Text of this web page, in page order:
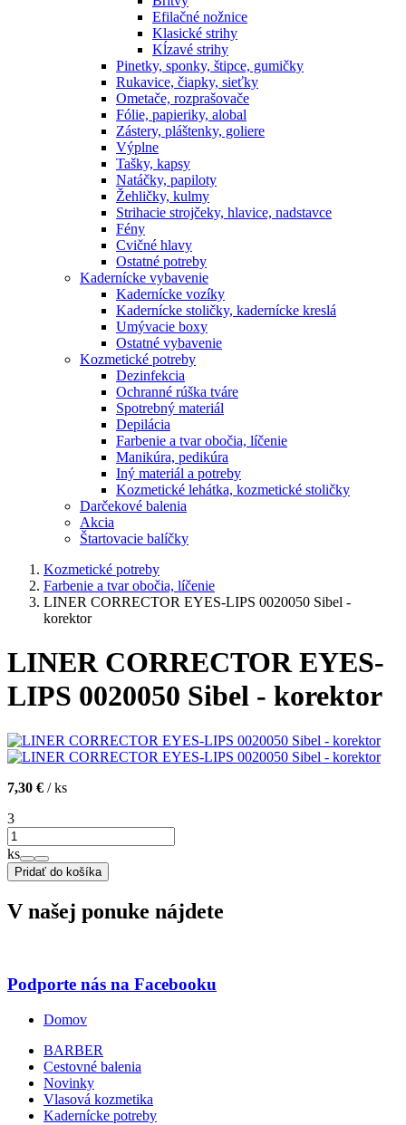
Efilačné nožnice
Klasické strihy
Kĺzavé strihy
Pinetky, sponky, štipce, gumičky
Rukavice, čiapky, sieťky
Ometače, rozprašovače
Fólie, papieriky, alobal
Zástery, pláštenky, goliere
Výplne
Tašky, kapsy
Natáčky, papiloty
Žehličky, kulmy
Strihacie strojčeky, hlavice, nadstavce
Fény
Cvičné hlavy
Ostatné potreby
Kadernícke vybavenie
Kadernícke vozíky
Kadernícke stoličky, kadernícke kreslá
Umývacie boxy
Ostatné vybavenie
Kozmetické potreby
Dezinfekcia
Ochranné rúška tváre
Spotrebný materiál
Depilácia
Farbenie a tvar obočia, líčenie
Manikúra, pedikúra
Iný materiál a potreby
Kozmetické lehátka, kozmetické stoličky
Darčekové balenia
Akcia
Štartovacie balíčky
Kozmetické potreby
Farbenie a tvar obočia, líčenie
LINER CORRECTOR EYES-LIPS 0020050 Sibel -
korektor
LINER CORRECTOR EYES-
LIPS 0020050 Sibel - korektor
7,30 € / ks
3
ks
Pridať do košíka
V našej ponuke nájdete
Podporte nás na Facebooku
Domov
BARBER
Cestovné balenia
Novinky
Vlasová kozmetika
Kadernícke potreby